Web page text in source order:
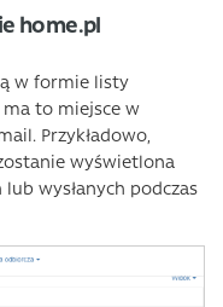
home.pl
w formie listy
to miejsce w
Przykładowo,
wyświetlona
wysłanych podczas